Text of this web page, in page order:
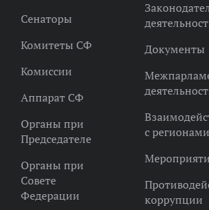
Сенаторы
Комитеты СФ
Комиссии
Аппарат СФ
Органы при
Председателе
Органы при
Совете
Федерации
Документы
с регионами
коррупции